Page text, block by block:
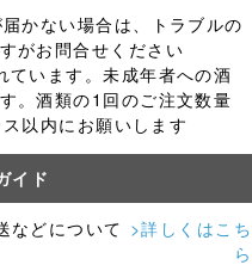
かない場合は、トラブルの
がお問合せください
ています。未成年者への酒
。酒類の1回のご注文数量
以内にお願いします
イド
などについて >詳しくはこち
ら